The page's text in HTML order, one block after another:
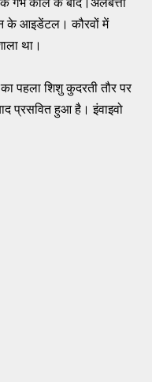
न के आइडेंटल। कौरवों में
था।
पहला शिशु कुदरती तौर पर
प्रसवित हुआ है। इंवाइवो